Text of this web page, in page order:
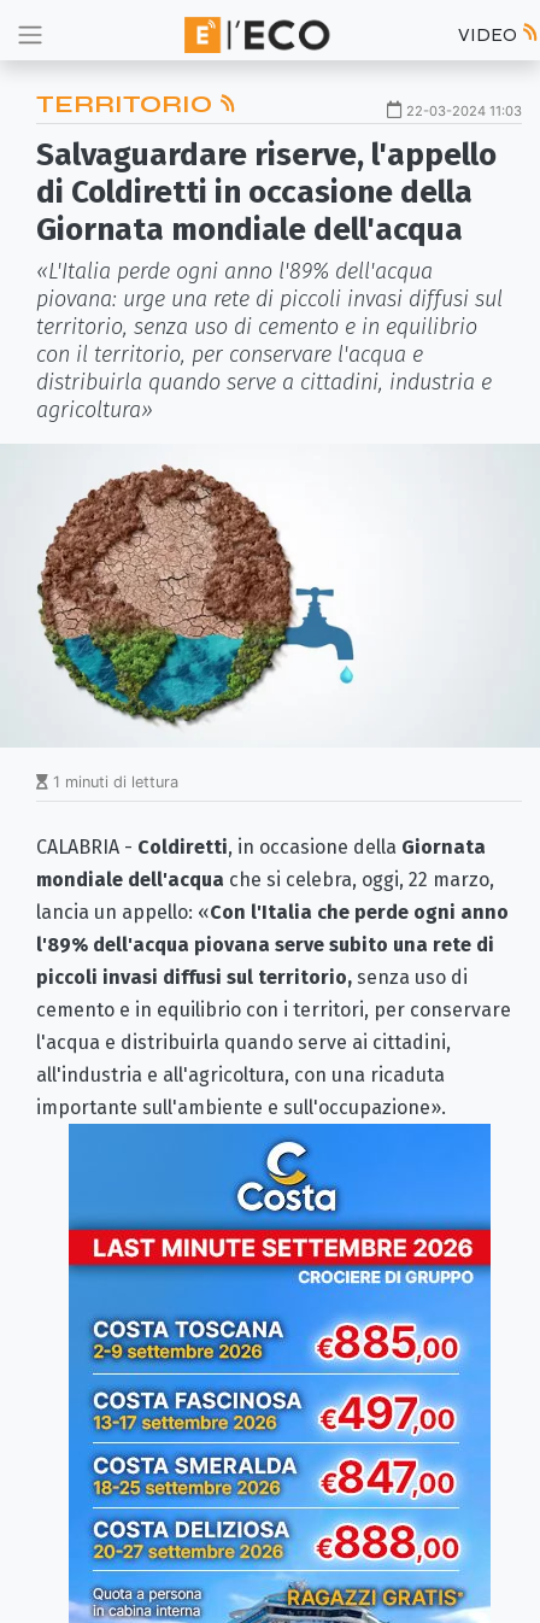
VIDEO
TERRITORIO 22-03-2024 11:03
Salvaguardare riserve, l'appello
di Coldiretti in occasione della
Giornata mondiale dell'acqua
«L'Italia perde ogni anno l'89% dell'acqua
piovana: urge una rete di piccoli invasi diffusi sul
territorio, senza uso di cemento e in equilibrio
con il territorio, per conservare l'acqua e
distribuirla quando serve a cittadini, industria e
agricoltura»
1 minuti di lettura
CALABRIA - Coldiretti, in occasione della Giornata
mondiale dell'acqua che si celebra, oggi, 22 marzo,
lancia un appello: «Con l'Italia che perde ogni anno
l'89% dell'acqua piovana serve subito una rete di
piccoli invasi diffusi sul territorio, senza uso di
cemento e in equilibrio con i territori, per conservare
l'acqua e distribuirla quando serve ai cittadini,
all'industria e all'agricoltura, con una ricaduta
importante sull'ambiente e sull'occupazione».